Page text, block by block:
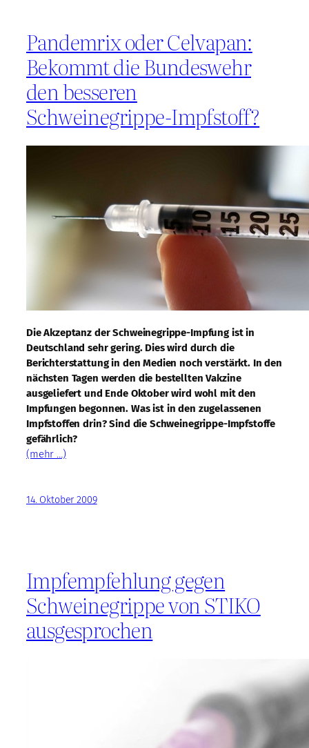
Pandemrix oder Celvapan:
Bekommt die Bundeswehr
den besseren
Schweinegrippe-Impfstoff?
Die Akzeptanz der Schweinegrippe-Impfung ist in
Deutschland sehr gering. Dies wird durch die
Berichterstattung in den Medien noch verstärkt. In den
nächsten Tagen werden die bestellten Vakzine
ausgeliefert und Ende Oktober wird wohl mit den
Impfungen begonnen. Was ist in den zugelassenen
Impfstoffen drin? Sind die Schweinegrippe-Impfstoffe
gefährlich?
(mehr …)
14. Oktober 2009
Impfempfehlung gegen
Schweinegrippe von STIKO
ausgesprochen